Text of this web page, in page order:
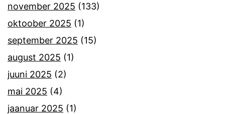
november 2025 (133)
oktoober 2025 (1)
september 2025 (15)
august 2025 (1)
juuni 2025 (2)
mai 2025 (4)
jaanuar 2025 (1)